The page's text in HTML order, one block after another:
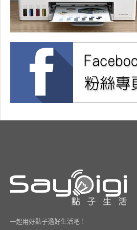
一起用好點子過好生活吧！